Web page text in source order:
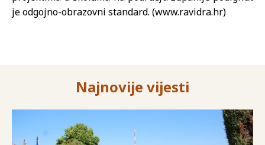
je odgojno-obrazovni standard. (www.ravidra.hr)
Najnovije vijesti